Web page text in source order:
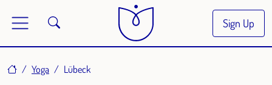
Sign Up
HomeYoga Lübeck